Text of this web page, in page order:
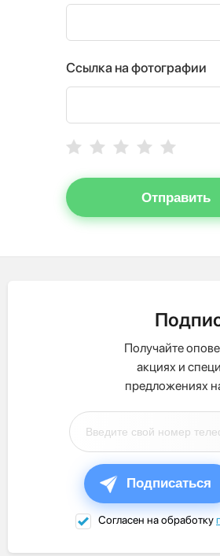
Ссылка на фотографии
Отправить
Получайте
акциях и
предложениях
Подписаться
Согласен на обработку